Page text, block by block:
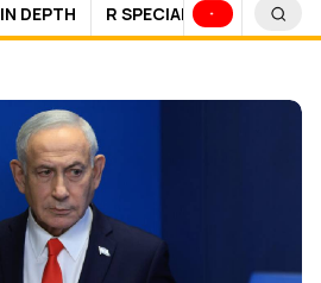
IN DEPTH R SPECIAL SPORTS